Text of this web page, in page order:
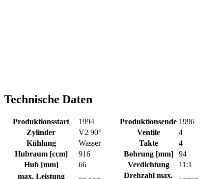
Technische Daten
Produktionsstart 1994 Produktionsende 1996
Zylinder
V2 90° Ventile
4
Kühlung
Wasser Takte
4
Hubraum [ccm]
916 Bohrung [mm]
94
Hub [mm]
66 Verdichtung
11:1
max. Leistung
Drehzahl max.